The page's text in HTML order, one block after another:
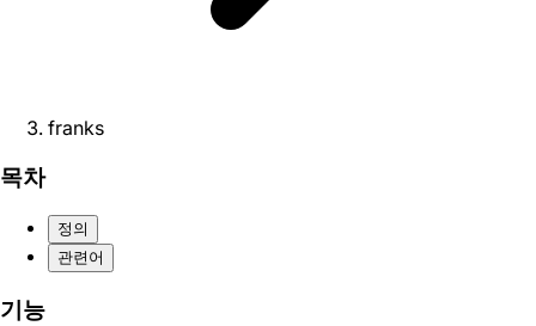
franks
목차
정의
관련어
기능